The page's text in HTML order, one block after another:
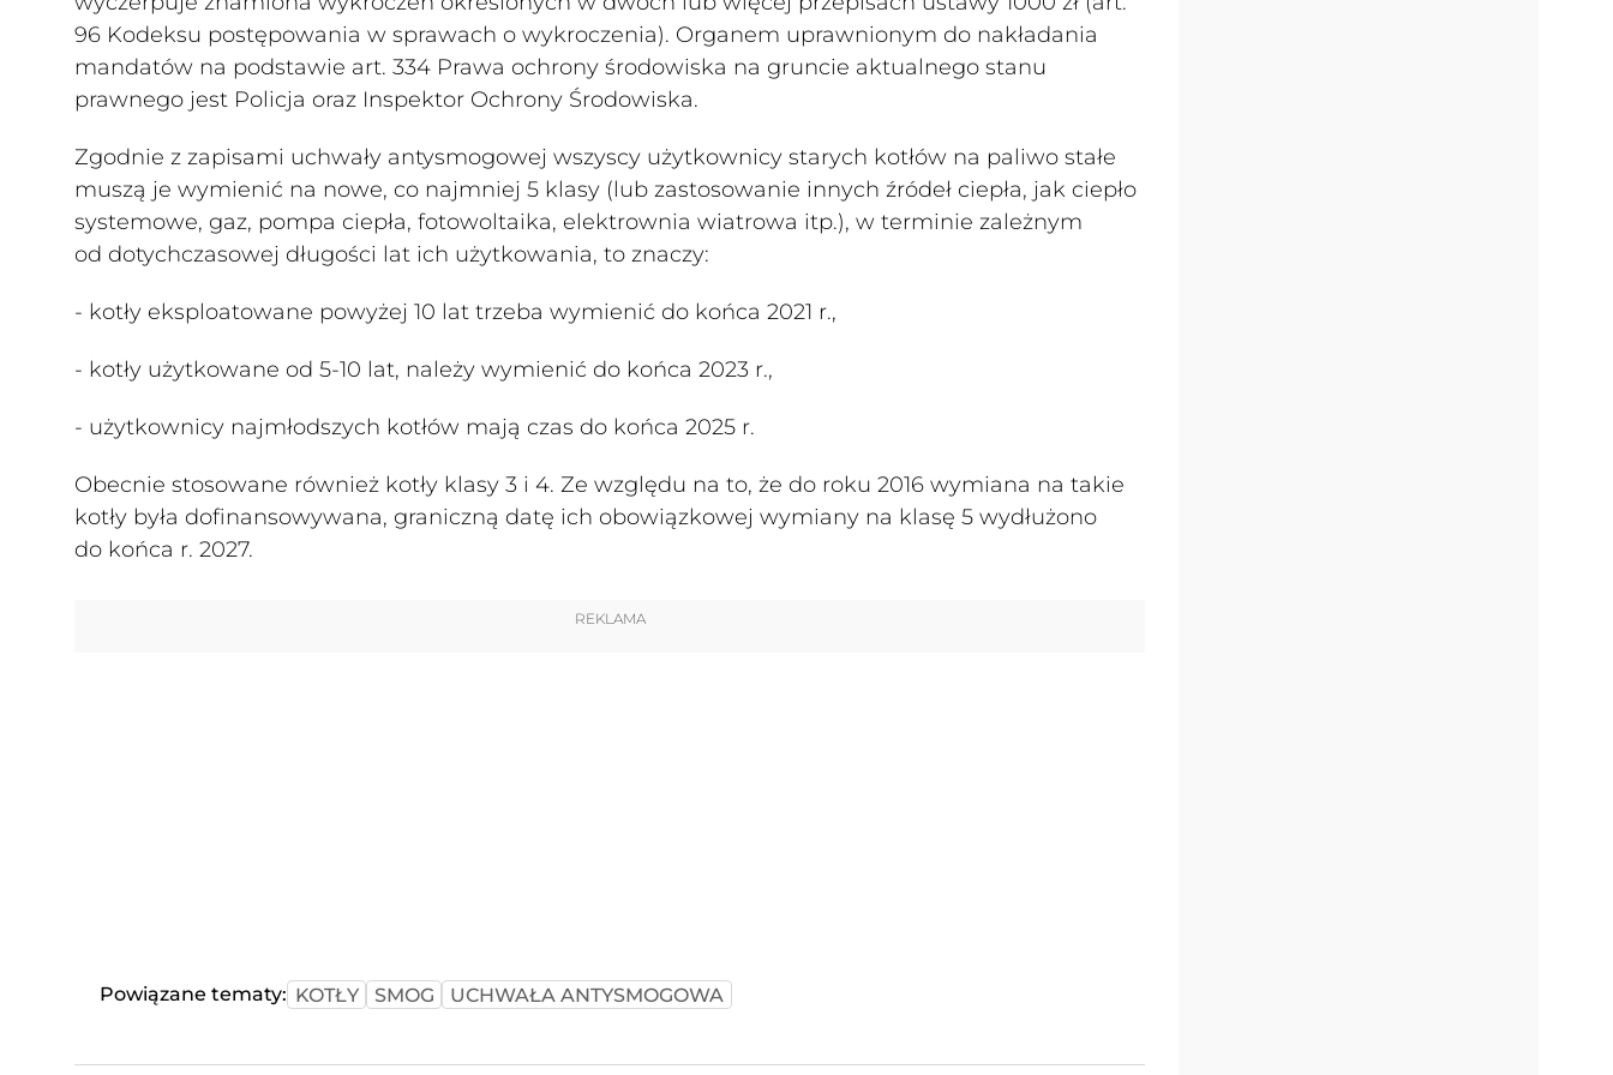
96 Kodeksu postępowania w sprawach o wykroczenia). Organem uprawnionym do nakładania
mandatów na podstawie art. 334 Prawa ochrony środowiska na gruncie aktualnego stanu
prawnego jest Policja oraz Inspektor Ochrony Środowiska.
Zgodnie z zapisami uchwały antysmogowej wszyscy użytkownicy starych kotłów na paliwo stałe
muszą je wymienić na nowe, co najmniej 5 klasy (lub zastosowanie innych źródeł ciepła, jak ciepło
systemowe, gaz, pompa ciepła, fotowoltaika, elektrownia wiatrowa itp.), w terminie zależnym
od dotychczasowej długości lat ich użytkowania, to znaczy:
- kotły eksploatowane powyżej 10 lat trzeba wymienić do końca 2021 r.,
- kotły użytkowane od 5-10 lat, należy wymienić do końca 2023 r.,
- użytkownicy najmłodszych kotłów mają czas do końca 2025 r.
Obecnie stosowane również kotły klasy 3 i 4. Ze względu na to, że do roku 2016 wymiana na takie
kotły była dofinansowywana, graniczną datę ich obowiązkowej wymiany na klasę 5 wydłużono
do końca r. 2027.
REKLAMA
Powiązane tematy: KOTŁY SMOG UCHWAŁA ANTYSMOGOWA